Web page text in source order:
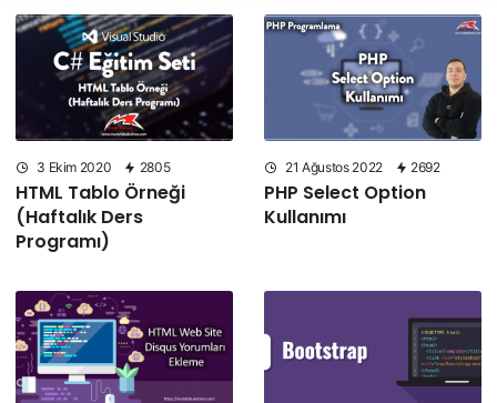
3 Ekim 2020 2805
HTML Tablo Örneği
(Haftalık Ders
Programı)
21 Ağustos 2022 2692
PHP Select Option
Kullanımı